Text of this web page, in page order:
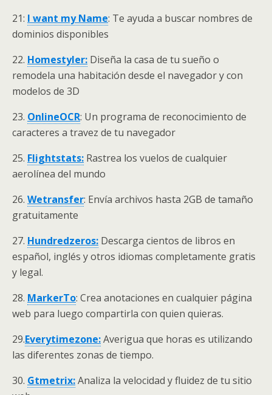
21: I want my Name: Te ayuda a buscar nombres de
dominios disponibles
22. Homestyler: Diseña la casa de tu sueño o
remodela una habitación desde el navegador y con
modelos de 3D
23. OnlineOCR: Un programa de reconocimiento de
caracteres a travez de tu navegador
25. Flightstats: Rastrea los vuelos de cualquier
aerolínea del mundo
26. Wetransfer: Envía archivos hasta 2GB de tamaño
gratuitamente
27. Hundredzeros: Descarga cientos de libros en
español, inglés y otros idiomas completamente gratis
y legal.
28. MarkerTo: Crea anotaciones en cualquier página
web para luego compartirla con quien quieras.
29.Everytimezone:Averigua que horas es utilizando
las diferentes zonas de tiempo.
30. Gtmetrix:Analiza la velocidad y fluidez de tu sitio